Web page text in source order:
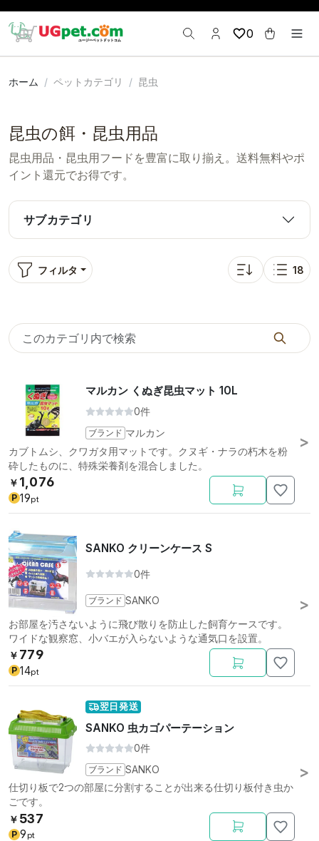
0
ホーム ペットカテゴリ 昆虫
昆虫の餌・昆虫用品
昆虫用品・昆虫用フードを豊富に取り揃え。送料無料やポ
イント還元でお得です。
サブカテゴリ
フィルタ
並び替え: 人気順
表示
18
マルカン くぬぎ昆虫マット 10L
0件
ブランド マルカン
カブトムシ、クワガタ用マットです。クヌギ・ナラの朽木を粉
砕したものに、特殊栄養剤を混合しました。
￥ 1,076
P 19pt
SANKO クリーンケース S
0件
ブランド SANKO
お部屋を汚さないように飛び散りを防止した飼育ケースです。
ワイドな観察窓、小バエが入らないような通気口を設置。
￥ 779
P 14pt
翌日発送
SANKO 虫カゴパーテーション
0件
ブランド SANKO
仕切り板で2つの部屋に分割することが出来る仕切り板付き虫か
ごです。
￥ 537
P 9 pt